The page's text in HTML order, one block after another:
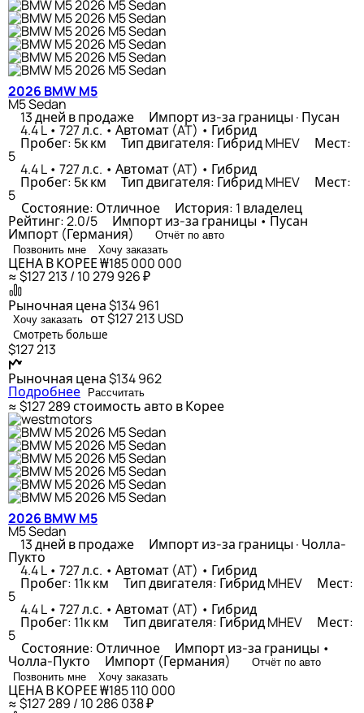
2026 BMW M5
M5 Sedan
13 дней в продаже Импорт из-за границы · Пусан
4.4 L • 727 л.с. • Автомат (AT) • Гибрид
Пробег: 5к км Тип двигателя: Гибрид MHEV Мест:
5
4.4 L • 727 л.с. • Автомат (AT) • Гибрид
Пробег: 5к км Тип двигателя: Гибрид MHEV Мест:
5
Состояние: Отличное История: 1 владелец
Рейтинг: 2.0/5 Импорт из-за границы • Пусан
Импорт (Германия)
Отчёт по авто
Позвонить мне
Хочу заказать
ЦЕНА В КОРЕЕ₩185 000 000
≈ $127 213 / 10 279 926 ₽
Рыночная цена$134 961
Хочу заказать от $127 213 USD
Смотреть больше
$127 213
Рыночная цена$134 962
Подробнее Рассчитать
≈ $127 289стоимость авто в Корее
2026 BMW M5
M5 Sedan
13 дней в продаже Импорт из-за границы · Чолла-
Пукто
4.4 L • 727 л.с. • Автомат (AT) • Гибрид
Пробег: 11к км Тип двигателя: Гибрид MHEV Мест:
5
4.4 L • 727 л.с. • Автомат (AT) • Гибрид
Пробег: 11к км Тип двигателя: Гибрид MHEV Мест:
5
Состояние: Отличное Импорт из-за границы •
Чолла-Пукто Импорт (Германия)
Отчёт по авто
Позвонить мне
Хочу заказать
ЦЕНА В КОРЕЕ₩185 110 000
≈ $127 289 / 10 286 038 ₽